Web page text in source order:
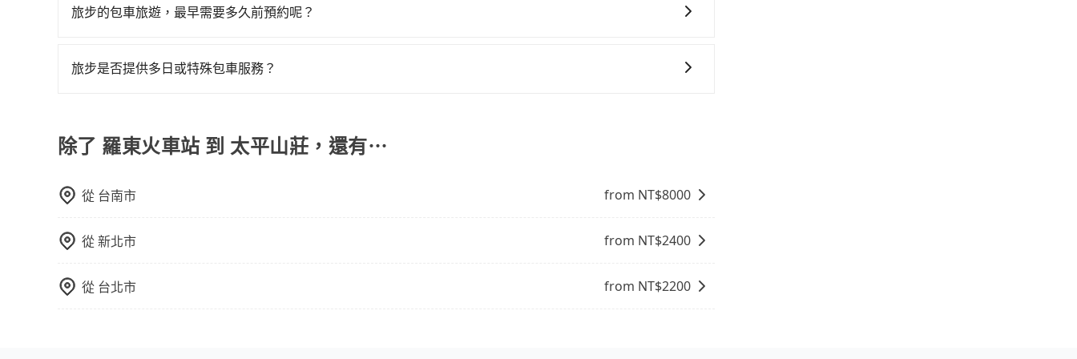
提供司機的姓名、電話、車牌、車型等資訊，如在約定好的時間與上車地點沒有看到司機，可主動電話聯繫，可
旅步的包車旅遊，最早需要多久前預約呢？
不妨趁早訂購，享受更划算的價格。
旅步是否提供多日或特殊包車服務？
除了 羅東火車站 到 太平山莊，還有⋯
從 台南市 from NT$8000
從新北市 from NT$2400
從 台北市 from NT$2200